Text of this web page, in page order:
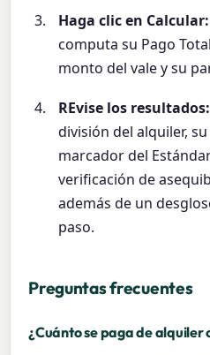
Haga clic en Calcular:
computa su Pago
monto del vale y su
REvise los resultados:
división del alquiler,
marcador del
verificación de
además de un
paso.
Preguntas frecuentes
¿Cuánto se paga de alquiler